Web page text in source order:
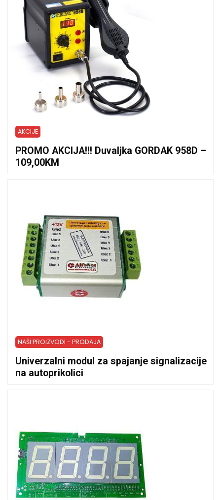
AKCIJE
PROMO AKCIJA!!! Duvaljka GORDAK 958D –
109,00KM
NAŠI PROIZVODI - PRODAJA
Univerzalni modul za spajanje signalizacije
na autoprikolici